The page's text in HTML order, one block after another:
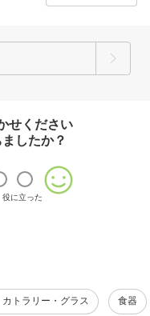
せください
したか？
役に立った
カトラリー・グラス 食器